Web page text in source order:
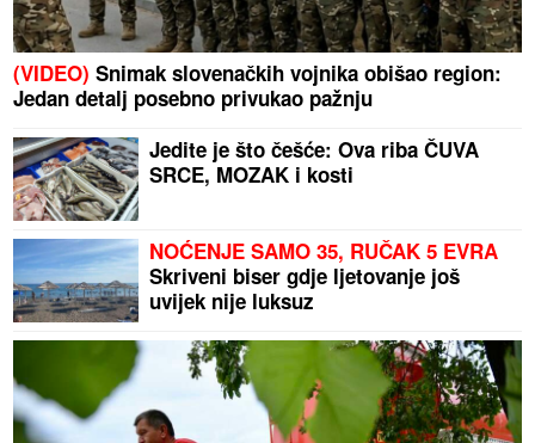
(VIDEO) Snimak slovenačkih vojnika obišao region:
Jedan detalj posebno privukao pažnju
Jedite je što češće: Ova riba ČUVA
SRCE, MOZAK i kosti
NOĆENJE SAMO 35, RUČAK 5 EVRA
Skriveni biser gdje ljetovanje još
uvijek nije luksuz